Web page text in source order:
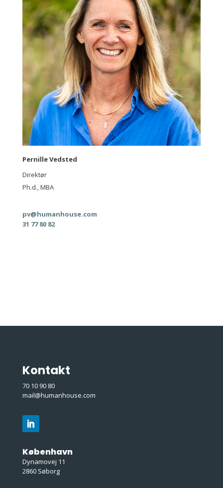
Pernille Vedsted
Direktør
Ph.d., MBA
pv@humanhouse.com
31 77 80 82
Kontakt
70 10 90 80
mail@humanhouse.com
København
Dynamovej 11
2860 Søborg